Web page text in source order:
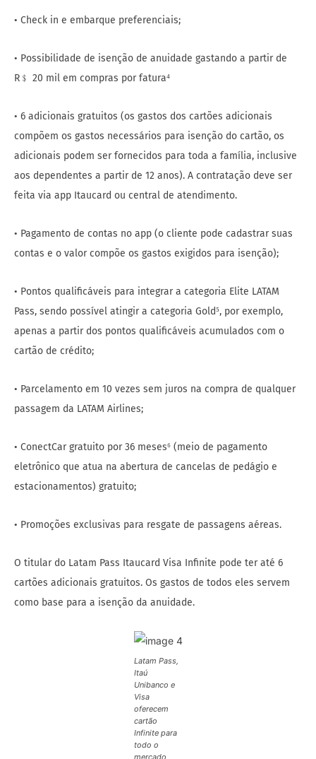
• Check in e embarque preferenciais;
• Possibilidade de isenção de anuidade gastando a partir de
R﹩ 20 mil em compras por fatura⁴
• 6 adicionais gratuitos (os gastos dos cartões adicionais
compõem os gastos necessários para isenção do cartão, os
adicionais podem ser fornecidos para toda a família, inclusive
aos dependentes a partir de 12 anos). A contratação deve ser
feita via app Itaucard ou central de atendimento.
• Pagamento de contas no app (o cliente pode cadastrar suas
contas e o valor compõe os gastos exigidos para isenção);
• Pontos qualificáveis para integrar a categoria Elite LATAM
Pass, sendo possível atingir a categoria Gold⁵, por exemplo,
apenas a partir dos pontos qualificáveis acumulados com o
cartão de crédito;
• Parcelamento em 10 vezes sem juros na compra de qualquer
passagem da LATAM Airlines;
• ConectCar gratuito por 36 meses⁶ (meio de pagamento
eletrônico que atua na abertura de cancelas de pedágio e
estacionamentos) gratuito;
• Promoções exclusivas para resgate de passagens aéreas.
O titular do Latam Pass Itaucard Visa Infinite pode ter até 6
cartões adicionais gratuitos. Os gastos de todos eles servem
como base para a isenção da anuidade.
Latam Pass,
Itaú
Unibanco e
Visa
oferecem
cartão
Infinite para
todo o
mercado